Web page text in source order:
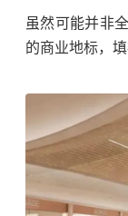
虽然可能并非
的商业地标，